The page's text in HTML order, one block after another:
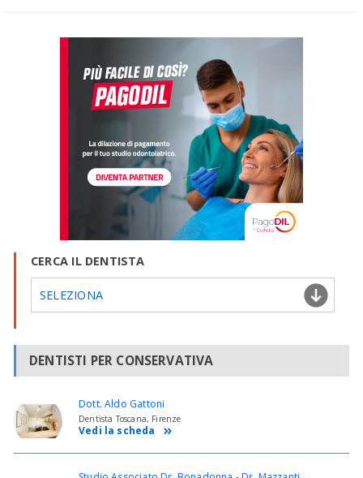
CERCA IL DENTISTA
SELEZIONA
DENTISTI PER CONSERVATIVA
Dott. Aldo Gattoni
Dentista Toscana, Firenze
Vedi la scheda